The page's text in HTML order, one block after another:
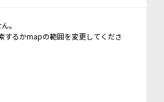
。
するかmapの範囲を変更してくださ